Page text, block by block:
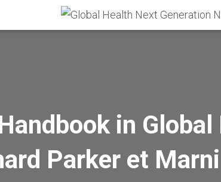
in
Parker et